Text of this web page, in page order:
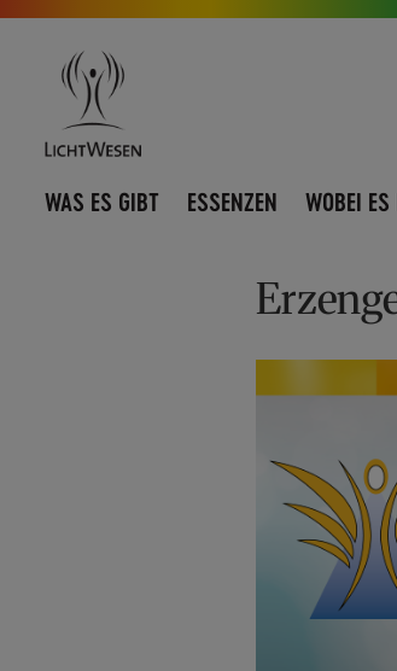
Direkt
zum
Navigation
umschalten
WAS ES GIBT ESSENZEN WOBEI ES